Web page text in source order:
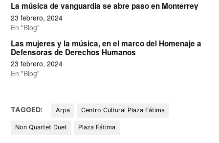
La música de vanguardia se abre paso en Monterrey
23 febrero, 2024
En "Blog"
Las mujeres y la música, en el marco del Homenaje a
Defensoras de Derechos Humanos
23 febrero, 2024
En "Blog"
TAGGED: Arpa Centro Cultural Plaza Fátima
Non Quartet Duet Plaza Fátima